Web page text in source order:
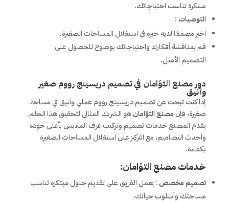
مبتكرة تناسب احتياجاتك.
التوصيات:
اختر مصممًا لديه خبرة في استغلال المساحات الصغيرة.
قم بمناقشة أفكارك واحتياجاتك بوضوح للحصول على
التصميم الأمثل.
دور مصنع التؤامان في تصميم دريسينج رووم صغير
وأنيق
إذا كنت تبحث عن تصميم دريسينج رووم عملي وأنيق في مساحة
صغيرة، فإن مصنع التؤامانهو الشريك المثالي لتحقيق هذا الحلم.
يقدم المصنع خدمات تصميم وتركيب غرف الملابس بأعلى جودة
وأحدث التصاميم، مع التركيز على استغلال المساحات الصغيرة
بكفاءة.
خدمات مصنع التؤامان:
تصميم مخصص: يعمل الفريق على تقديم حلول مبتكرة تناسب
مساحتك وأسلوب حياتك.